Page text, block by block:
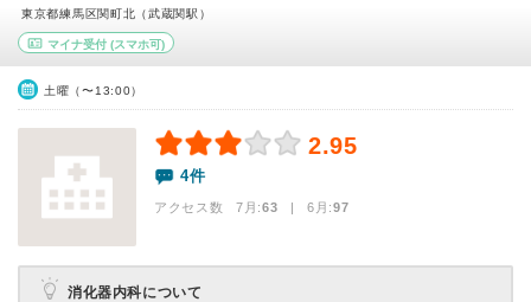
東京都練馬区関町北（武蔵関駅）
マイナ受付 (スマホ可)
土曜（〜13:00）
2.95
4件
アクセス数 7月:63 | 6月:97
消化器内科について